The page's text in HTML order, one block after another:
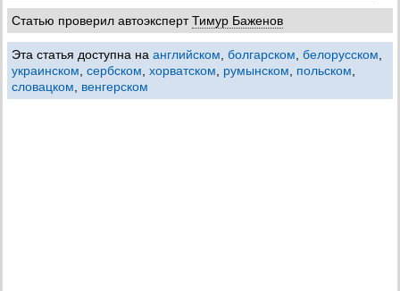
Статью проверил автоэкспертТимур Баженов
Эта статья доступна на английском болгарском белорусском
украинском сербском хорватском румынском польском
словацком
венгерском